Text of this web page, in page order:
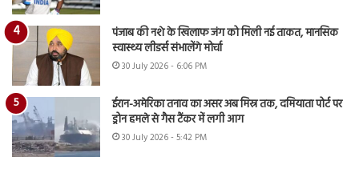
पंजाब की नशे के खिलाफ जंग को मिली नई ताकत, मानसिक
स्वास्थ्य लीडर्स संभालेंगे मोर्चा
30 July 2026 - 6:06 PM
ईरान-अमेरिका तनाव का असर अब मिस्र तक, दमियाता पोर्ट पर
ड्रोन हमले से गैस टैंकर में लगी आग
30 July 2026 - 5:42 PM